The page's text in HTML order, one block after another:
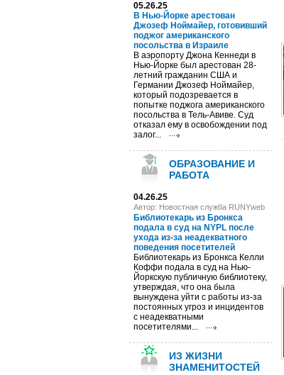
05.26.25
В Нью-Йорке арестован
Джозеф Ноймайер, готовивший
поджог американского
посольства в Израиле
В аэропорту Джона Кеннеди в
Нью-Йорке был арестован 28-
летний гражданин США и
Германии Джозеф Ноймайер,
который подозревается в
попытке поджога американского
посольства в Тель-Авиве. Суд
отказал ему в освобождении под
залог...
ОБРАЗОВАНИЕ И
РАБОТА
04.26.25
Автор: Новостная служба RUNYweb
Библиотекарь из Бронкса
подала в суд на NYPL после
ухода из-за неадекватного
поведения посетителей
Библиотекарь из Бронкса Келли
Коффи подала в суд на Нью-
Йоркскую публичную библиотеку,
утверждая, что она была
вынуждена уйти с работы из-за
постоянных угроз и инцидентов
с неадекватными
посетителями...
ИЗ ЖИЗНИ
ЗНАМЕНИТОСТЕЙ